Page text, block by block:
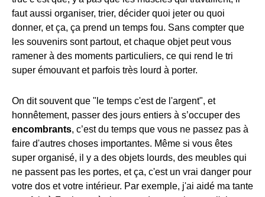
faut aussi organiser, trier, décider quoi jeter ou quoi
donner, et ça, ça prend un temps fou. Sans compter que
les souvenirs sont partout, et chaque objet peut vous
ramener à des moments particuliers, ce qui rend le tri
super émouvant et parfois très lourd à porter.
On dit souvent que "le temps c'est de l'argent", et
honnêtement, passer des jours entiers à s’occuper des
encombrants, c’est du temps que vous ne passez pas à
faire d'autres choses importantes. Même si vous êtes
super organisé, il y a des objets lourds, des meubles qui
ne passent pas les portes, et ça, c'est un vrai danger pour
votre dos et votre intérieur. Par exemple, j'ai aidé ma tante